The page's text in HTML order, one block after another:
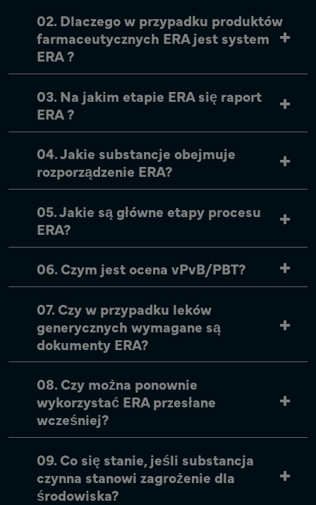
02. Dlaczego w przypadku produktów
farmaceutycznych ERA jest system
ERA ?
03. Na jakim etapie ERA się raport
ERA ?
04. Jakie substancje obejmuje
rozporządzenie ERA?
05. Jakie są główne etapy procesu
ERA?
06. Czym jest ocena vPvB/PBT?
07. Czy w przypadku leków
generycznych wymagane są
dokumenty ERA?
08. Czy można ponownie
wykorzystać ERA przesłane
wcześniej?
09. Co się stanie, jeśli substancja
czynna stanowi zagrożenie dla
środowiska?